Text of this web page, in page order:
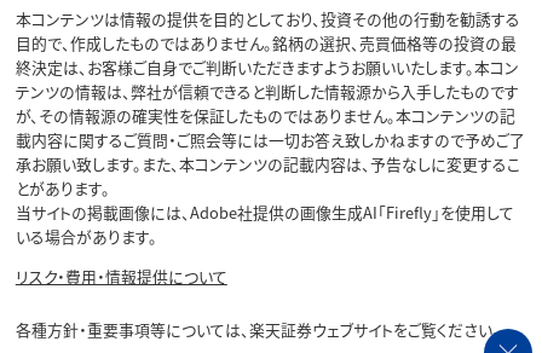
本コンテンツは情報の提供を目的としており、投資その他の行動を勧誘する
目的で、作成したものではありません。銘柄の選択、売買価格等の投資の最
終決定は、お客様ご自身でご判断いただきますようお願いいたします。本コン
テンツの情報は、弊社が信頼できると判断した情報源から入手したものです
が、その情報源の確実性を保証したものではありません。本コンテンツの記
載内容に関するご質問・ご照会等には一切お答え致しかねますので予めご了
承お願い致します。また、本コンテンツの記載内容は、予告なしに変更するこ
とがあります。
当サイトの掲載画像には、Adobe社提供の画像生成AI「Firefly」を使用して
いる場合があります。
リスク・費用・情報提供について
各種方針・重要事項等については、楽天証券ウェブサイトをご覧ください。